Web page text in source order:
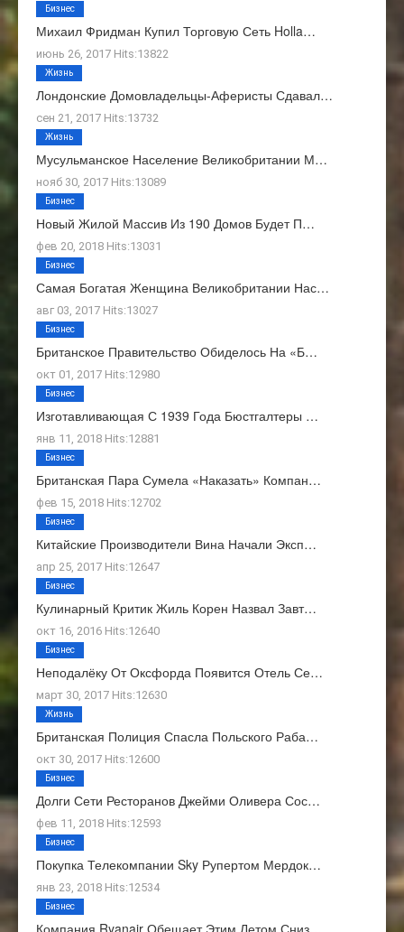
Михаил Фридман Купил Торговую Сеть Holla…
июнь 26, 2017 Hits:13822
Бизнес
Лондонские Домовладельцы-Аферисты Сдавал…
сен 21, 2017 Hits:13732
Жизнь
Мусульманское Население Великобритании М…
нояб 30, 2017 Hits:13089
Жизнь
Новый Жилой Массив Из 190 Домов Будет П…
фев 20, 2018 Hits:13031
Бизнес
Самая Богатая Женщина Великобритании Нас…
авг 03, 2017 Hits:13027
Бизнес
Британское Правительство Обиделось На «Б…
окт 01, 2017 Hits:12980
Бизнес
Изготавливающая С 1939 Года Бюстгалтеры …
янв 11, 2018 Hits:12881
Бизнес
Британская Пара Сумела «наказать» Компан…
фев 15, 2018 Hits:12702
Бизнес
Китайские Производители Вина Начали Эксп…
апр 25, 2017 Hits:12647
Бизнес
Кулинарный Критик Жиль Корен Назвал Завт…
окт 16, 2016 Hits:12640
Бизнес
Неподалёку От Оксфорда Появится Отель Се…
март 30, 2017 Hits:12630
Бизнес
Британская Полиция Спасла Польского Раба…
окт 30, 2017 Hits:12600
Жизнь
Долги Сети Ресторанов Джейми Оливера Сос…
фев 11, 2018 Hits:12593
Бизнес
Покупка Телекомпании Sky Рупертом Мердок…
янв 23, 2018 Hits:12534
Бизнес
Компания Ryanair Обещает Этим Летом Сниз…
Бизнес